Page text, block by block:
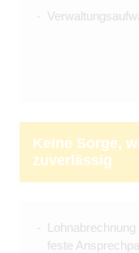
Keine Sorge,
zuverlässig
feste